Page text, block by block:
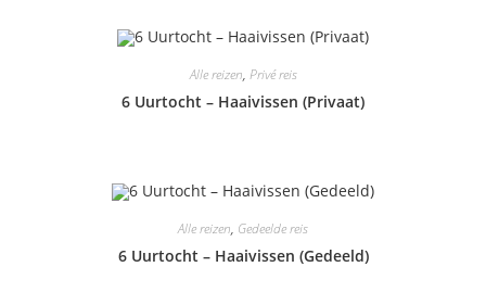
Alle reizen, Privé reis
6 Uurtocht – Haaivissen (Privaat)
Alle reizen, Gedeelde reis
6 Uurtocht – Haaivissen (Gedeeld)